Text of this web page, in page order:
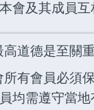
會及其成員
道德是至關
有會員必須
均需遵守當